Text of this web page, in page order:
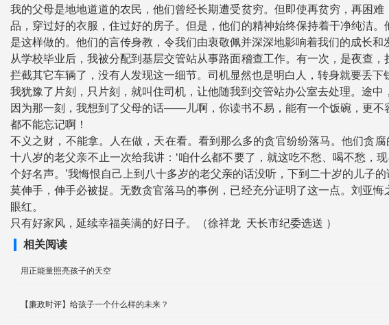
我的父母是地地道道的农民，他们曾经长期遭受贫穷。但即使再贫穷，再困
品，穿过好的衣服，住过好的房子。但是，他们的精神始终保持着干净纯洁
是这样做的。他们的言传身教，令我们由衷敬佩并深深地影响着我们的成长和
从学校毕业后，我被分配到基层交管站从事路面稽查工作。有一次，是夜查
拦截其它车辆了，没有人发现这一细节。司机显然也是明白人，转身就要丢下
我犹豫了片刻，只片刻，就叫住司机，让他随我到交管站办公室去处理。途
因为那一刻，我想到了父母的话——儿啊，你读书不易，能有一个饭碗，更
都不能忘记啊！
不义之财，不能拿。人在做，天在看。看到那么多的贪官纷纷落马。他们贪
十八岁的老父亲不止一次给我讲：‘咱什么都不要了，就这吃不愁、喝不愁，
个好名声。’我悔恨自己上到八十多岁的老父亲的话没听，下到二十岁的儿子
莫伸手，伸手必被捉。无数贪官落马的事例，已经充分证明了这一点。刘亚
眼红。
只有好家风，延续幸福美满的好日子。（徐祥龙 天长市纪委选送 ）
相关阅读
用正能量照亮孩子的天空
【廉政时评】给孩子一个什么样的未来？